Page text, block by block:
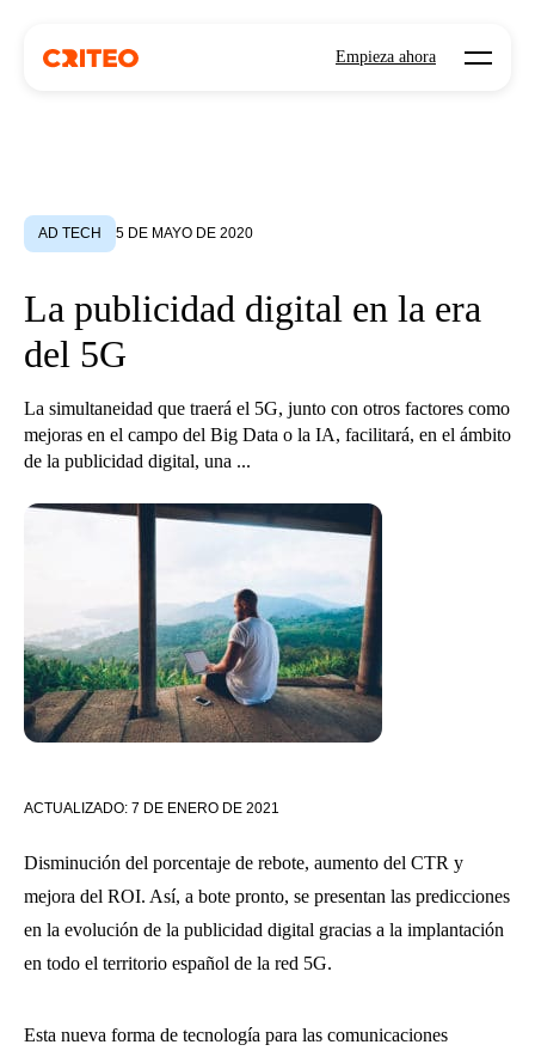
Empieza ahora Open
AD TECH 5 DE MAYO DE 2020
La publicidad digital en la era
del 5G
La simultaneidad que traerá el 5G, junto con otros factores como
mejoras en el campo del Big Data o la IA, facilitará, en el ámbito
de la publicidad digital, una ...
ACTUALIZADO: 7 DE ENERO DE 2021
Disminución del porcentaje de rebote, aumento del CTR y
mejora del ROI. Así, a bote pronto, se presentan las predicciones
en la evolución de la publicidad digital gracias a la implantación
en todo el territorio español de la red 5G.
Esta nueva forma de tecnología para las comunicaciones